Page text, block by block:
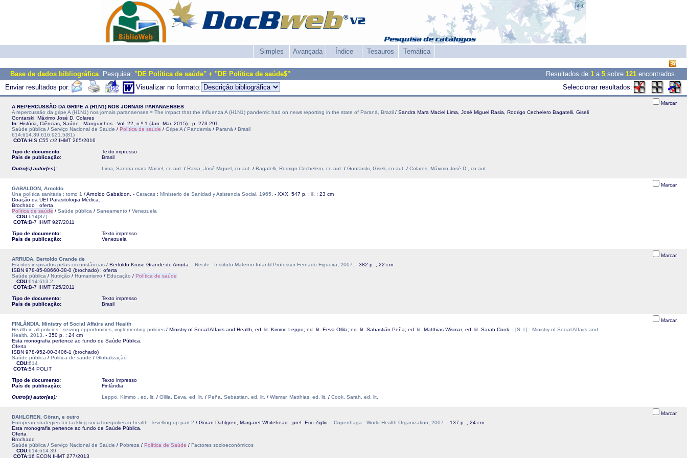
Simples Avançada Índice Tesauros Temática
Base de dados bibliográfica. Pesquisa: "DE Política de saúde" + "DE Política de saúde$" Resultados de 1 a 5 sobre 121 encontrados.
Enviar resultados por:
Visualizar no formato: Seleccionar resultados:
A REPERCUSSÃO DA GRIPE A (H1N1) NOS JORNAIS PARANAENSES
A repercussão da gripe A (H1N1) nos jornais paranaenses = The impact that the influenza A (H1N1) pandemic had on news reporting in the state of Paraná, Brazil / Sandra Mara Maciel Lima, José Miguel Rasia, Rodrigo Cechelero Bagatelli, Giseli
Gontarski, Máximo José D. Colares
In: História, Ciências, Saúde : Manguinhos.- Vol. 22, n.º 1 (Jan.-Mar. 2015).- p. 273-291
Saúde pública / Serviço Nacional de Saúde / Política de saúde / Gripe A / Pandemia / Paraná / Brasil
614:614.39:616.921.5(81)
COTA:HIS C55 c/2 IHMT 265/2016
Tipo de documento:
Texto impresso
País de publicação:
Brasil
Outro(s) autor(es):
Lima, Sandra mara Maciel, co-aut. / Rasia, José Miguel, co-aut. / Bagatelli, Rodrigo Cechelero, co-aut. / Gontarski, Giseli, co-aut. / Colares, Máximo José D., co-aut.
Marcar
GABALDON, Arnoldo
Una política sanitária : tomo 1 / Arnoldo Gabaldon. - Caracas : Ministerio de Sanidad y Asistencia Social 1965 . - XXX, 547 p. : il. ; 23 cm
Doação da UEI Parasitologia Médica.
Brochado : oferta
Política de saúde / Saúde pública / Saneamento / Venezuela
CDU:614(87)
COTA:B-7 IHMT 927/2011
Tipo de documento:
Texto impresso
País de publicação:
Venezuela
Marcar
ARRUDA, Bertoldo Grande de
Escritos inspirados pelas circunstâncias / Bertoldo Kruse Grande de Arruda. - Recife : Instituto Materno Infantil Professor Fernado Figueira 2007 . - 382 p. ; 22 cm
ISBN 978-85-88660-38-0 (brochado) : oferta
Saúde pública / Nutrição / Humanismo / Educação / Política de saúde
CDU:614:613.2
COTA:B-7 IHMT 725/2011
Tipo de documento:
Texto impresso
País de publicação:
Brasil
Marcar
FINLÂNDIA. Ministry of Social Affairs and Health
Health in all policies : seizing opportunities, implementing policies / Ministry of Social Affairs and Health, ed. lit. Kimmo Leppo; ed. lit. Eeva Ollila; ed. lit. Sabastián Peña; ed. lit. Matthias Wismar; ed. lit. Sarah Cook. - [S. l.] : Ministry of Social Affairs and
Health
2013 . - 350 p. ; 24 cm
Esta monografia pertence ao fundo de Saúde Pública.
Oferta
ISBN 978-952-00-3406-1 (brochado)
Saúde pública / Politica de saúde / Globalização
CDU:614
COTA:54 POLIT
Tipo de documento:
Texto impresso
País de publicação:
Finlândia
Outro(s) autor(es):
Leppo, Kimmo , ed. lit. / Ollila, Eeva, ed. lit. / Peña, Sebástian, ed. lit. / Wismar, Matthias, ed. lit. / Cook, Sarah, ed. lit.
Marcar
DAHLGREN, Göran, e outro
European strategies for tackling social inequities in health : levelling up part 2 / Göran Dahlgren, Margaret Whitehead ; pref. Erio Ziglio. - Copenhaga : World Health Organization 2007 . - 137 p. ; 24 cm
Esta monografia pertence ao fundo de Saúde Pública.
Oferta
Brochado
Saúde pública / Serviço Nacional de Saúde / Pobreza / Política de Saúde / Factores socioeconómicos
CDU:614:614.39
COTA:16 ECON IHMT 277/2013
Marcar